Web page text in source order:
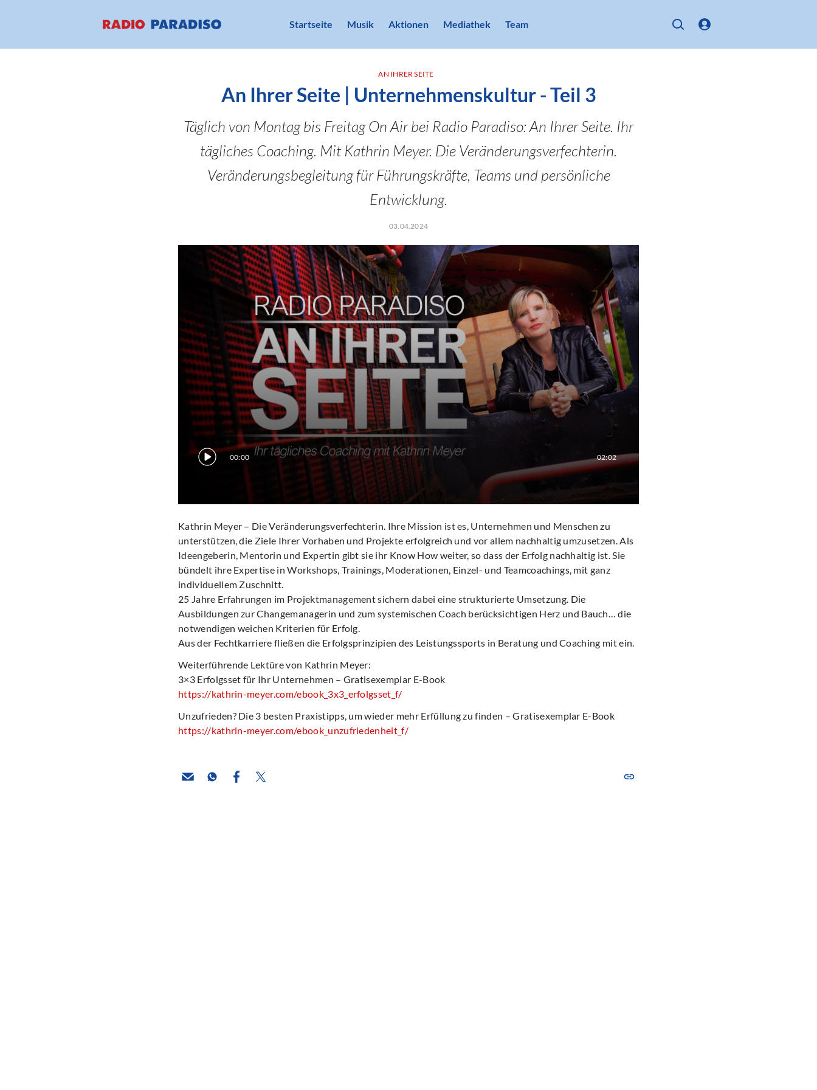
Startseite Musik Aktionen Mediathek Team
00:00 02:02
AN IHRER SEITE
An Ihrer Seite | Unternehmenskultur - Teil 3
Täglich von Montag bis Freitag On Air bei Radio Paradiso: An Ihrer Seite. Ihr
tägliches Coaching. Mit Kathrin Meyer. Die Veränderungsverfechterin.
Veränderungsbegleitung für Führungskräfte, Teams und persönliche
Entwicklung.
03.04.2024
Kathrin Meyer – Die Veränderungsverfechterin. Ihre Mission ist es, Unternehmen und Menschen zu
unterstützen, die Ziele Ihrer Vorhaben und Projekte erfolgreich und vor allem nachhaltig umzusetzen. Als
Ideengeberin, Mentorin und Expertin gibt sie ihr Know How weiter, so dass der Erfolg nachhaltig ist. Sie
bündelt ihre Expertise in Workshops, Trainings, Moderationen, Einzel- und Teamcoachings, mit ganz
individuellem Zuschnitt.
25 Jahre Erfahrungen im Projektmanagement sichern dabei eine strukturierte Umsetzung. Die
Ausbildungen zur Changemanagerin und zum systemischen Coach berücksichtigen Herz und Bauch… die
notwendigen weichen Kriterien für Erfolg.
Aus der Fechtkarriere fließen die Erfolgsprinzipien des Leistungssports in Beratung und Coaching mit ein.
Weiterführende Lektüre von Kathrin Meyer:
3×3 Erfolgsset für Ihr Unternehmen – Gratisexemplar E-Book
https://kathrin-meyer.com/ebook_3x3_erfolgsset_f/
Unzufrieden? Die 3 besten Praxistipps, um wieder mehr Erfüllung zu finden – Gratisexemplar E-Book
https://kathrin-meyer.com/ebook_unzufriedenheit_f/